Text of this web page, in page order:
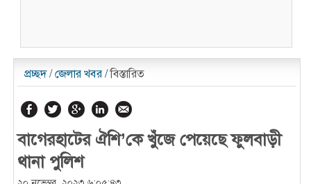
প্রচ্ছদ/জেলার খবর/বিস্তারিত
বাগেরহাটের ঐশি’কে খুঁজে পেয়েছে ফুলবাড়ী
থানা পুলিশ